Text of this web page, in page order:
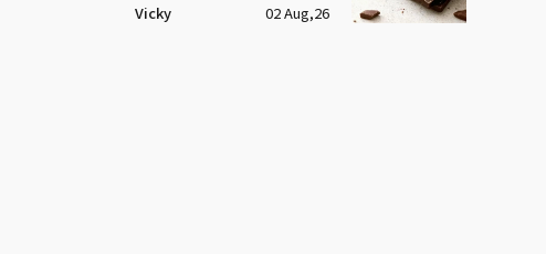
Vicky 02 Aug,26